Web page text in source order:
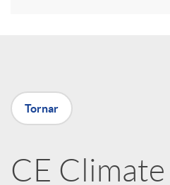
XTornar
CE Climate